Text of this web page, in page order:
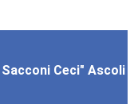
Ceci" Ascoli